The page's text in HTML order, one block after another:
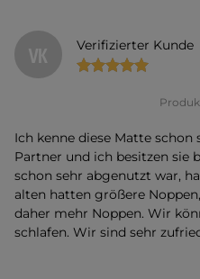
VK Verifizierter Kunde
Ich kenne diese Matte schon
Partner und ich besitzen sie
schon sehr abgenutzt war,
alten hatten größere
daher mehr Noppen. Wir
schlafen. Wir sind sehr